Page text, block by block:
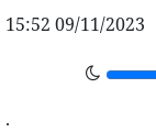
15:52 09/11/2023
.